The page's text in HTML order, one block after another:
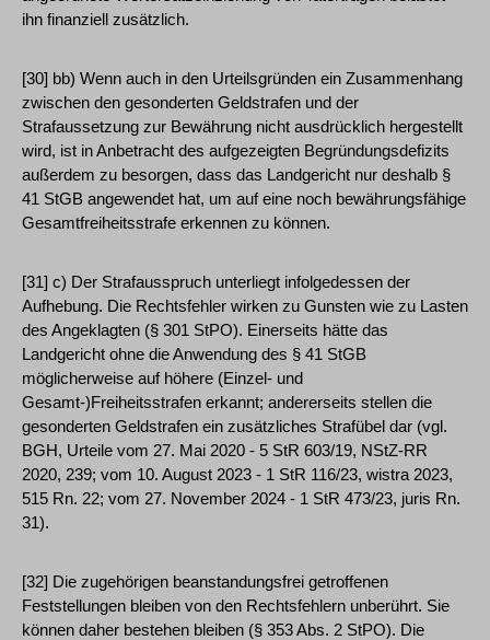
ihn finanziell zusätzlich.
[30] bb) Wenn auch in den Urteilsgründen ein Zusammenhang
zwischen den gesonderten Geldstrafen und der
Strafaussetzung zur Bewährung nicht ausdrücklich hergestellt
wird, ist in Anbetracht des aufgezeigten Begründungsdefizits
außerdem zu besorgen, dass das Landgericht nur deshalb §
41 StGB angewendet hat, um auf eine noch bewährungsfähige
Gesamtfreiheitsstrafe erkennen zu können.
[31] c) Der Strafausspruch unterliegt infolgedessen der
Aufhebung. Die Rechtsfehler wirken zu Gunsten wie zu Lasten
des Angeklagten (§ 301 StPO). Einerseits hätte das
Landgericht ohne die Anwendung des § 41 StGB
möglicherweise auf höhere (Einzel- und
Gesamt-)Freiheitsstrafen erkannt; andererseits stellen die
gesonderten Geldstrafen ein zusätzliches Strafübel dar (vgl.
BGH, Urteile vom 27. Mai 2020 - 5 StR 603/19, NStZ-RR
2020, 239; vom 10. August 2023 - 1 StR 116/23, wistra 2023,
515 Rn. 22; vom 27. November 2024 - 1 StR 473/23, juris Rn.
31).
[32] Die zugehörigen beanstandungsfrei getroffenen
Feststellungen bleiben von den Rechtsfehlern unberührt. Sie
können daher bestehen bleiben (§ 353 Abs. 2 StPO). Die